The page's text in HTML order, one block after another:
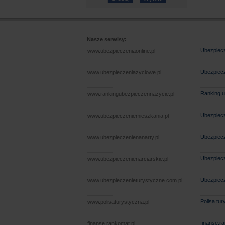
Nasze serwisy:
www.ubezpieczeniaonline.pl
www.ubezpieczeniazyciowe.pl
www.rankingubezpieczennazycie.pl Ranking
www.ubezpieczeniemieszkania.pl
www.ubezpieczenienanarty.pl
www.ubezpieczenienarciarskie.pl
www.ubezpieczenieturystyczne.com.pl
www.polisaturystyczna.pl Polisa
finanse.rankomat.pl